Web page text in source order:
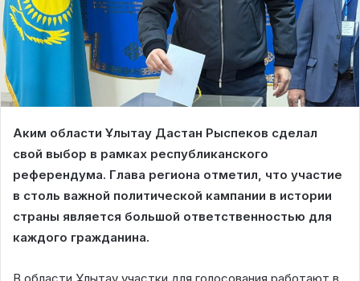
Аким области Ұлытау Дастан Рыспеков сделал
свой выбор в рамках республиканского
референдума. Глава региона отметил, что участие
в столь важной политической кампании в истории
страны является большой ответственностью для
каждого гражданина.
В области Ұлытау участки для голосования работают в